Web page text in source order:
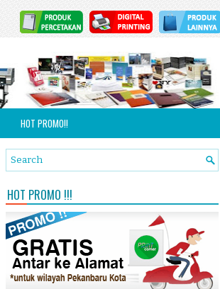
HOT PROMO!!
HOT PROMO !!!